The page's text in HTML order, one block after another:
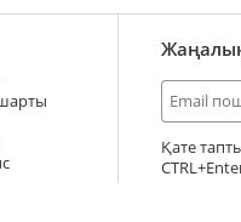
Қате